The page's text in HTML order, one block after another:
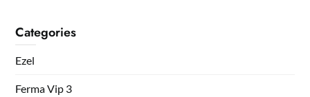
Categories
Ezel
Ferma Vip 3